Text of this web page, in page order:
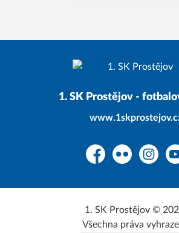
1. SK Prostějov -
FacebookFlickr
1. SK Prostějov ©
Všechna práva